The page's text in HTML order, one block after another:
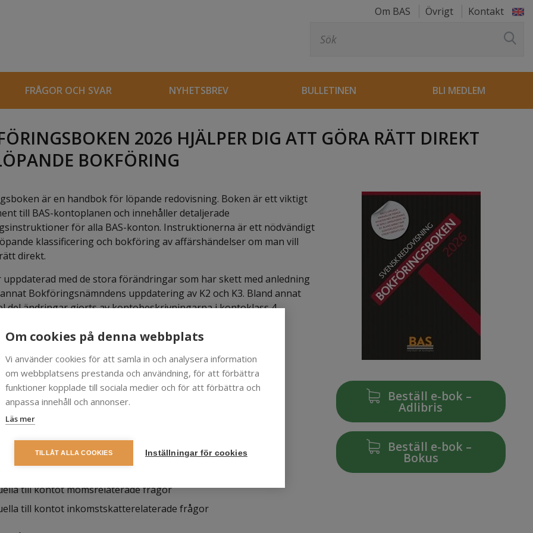
Om BAS Övrigt
Kontakt
efter:
FRÅGOR OCH SVAR NYHETSBREV BULLETINEN BLI MEDLEM
2026 HJÄLPER DIG ATT GÖRA RÄTT DIREKT
BOKFÖRING
är en handbok för löpande redovisning. Boken är ett viktigt
till BAS-kontoplanen och innehåller detaljerade
för alla BAS-konton. Instruktionerna är ett nödvändigt
klassificering och bokföring av affärshändelser om man vill
direkt.
uppdaterad med de stora förändringar som har skett med anledning
Bokföringsnämndens uppdatering av K2 och K3. Bland annat
del ändringar gjorts av kontobeskrivningarna i kontoklass 4.
innehåller följande rubriker:
ska bokföras på ett konto
särskilt bör observera
inte ska bokföra på kontot
kan underindelas
motkonton
konton
till SCB
till kontot momsrelaterade frågor
till kontot inkomstskatterelaterade frågor
Beställ e-bok –
Adlibris
Beställ e-bok –
Bokus
Om cookies på denna webbplats
Vi använder cookies för att samla in och analysera information
om webbplatsens prestanda och användning, för att förbättra
funktioner kopplade till sociala medier och för att förbättra och
anpassa innehåll och annonser.
Läs mer
TILLÅT ALLA COOKIES Inställningar för cookies